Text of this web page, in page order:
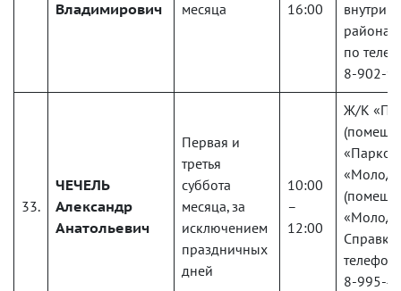
Владимирович
месяца
16:00
по
8-902-
33.
ЧЕЧЕЛЬ
Александр
Анатольевич
Первая и
третья
суббота
месяца, за
исключением
праздничных
дней
10:00
–
12:00
Ж/К
Справки
8-995-